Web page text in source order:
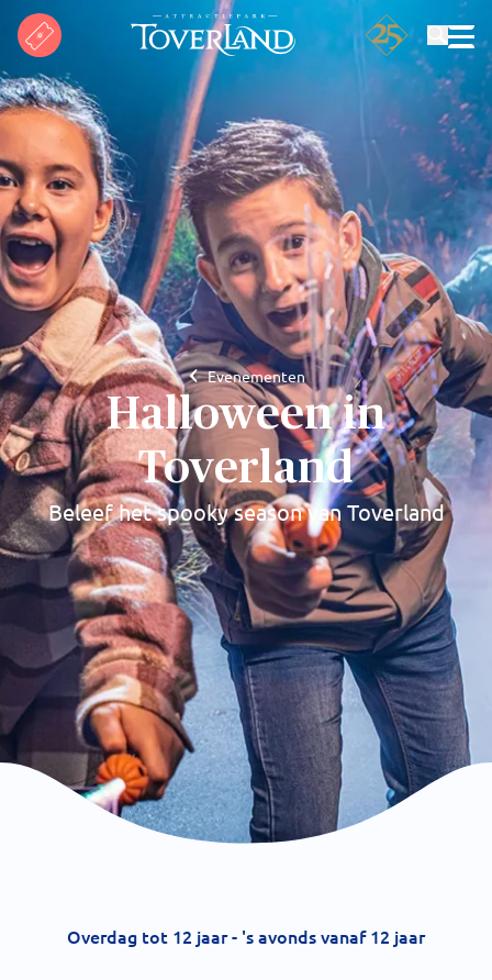
Zoeken
Evenementen
Halloween in
Toverland
Beleef het spooky season van Toverland
Overdag tot 12 jaar - 's avonds vanaf 12 jaar